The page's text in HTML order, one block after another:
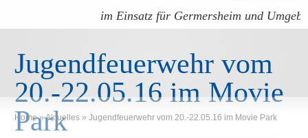
im Einsatz für Germersheim und
Jugendfeuerwehr vom
20.-22.05.16 im Movie
Park
Home »Aktuelles » Jugendfeuerwehr vom 20.-22.05.16 im Movie Park